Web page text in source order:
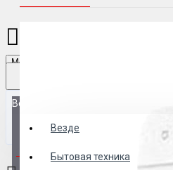
Menu
Везде
Везде
Бытовая техника
0 товар(ов) - 0 р.